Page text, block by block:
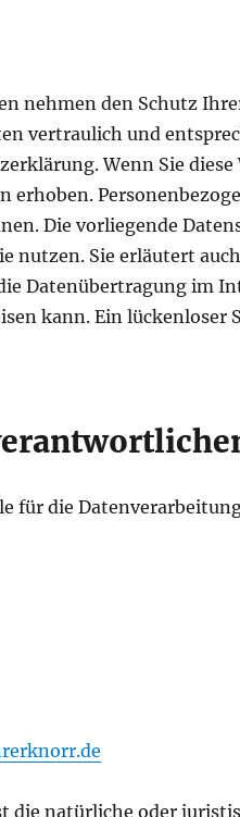
nehmen den Schutz
vertraulich und
Wenn Sie
erhoben.
Die vorliegende
nutzen. Sie erläutert
Datenübertragung im
kann. Ein
für die
die natürliche oder